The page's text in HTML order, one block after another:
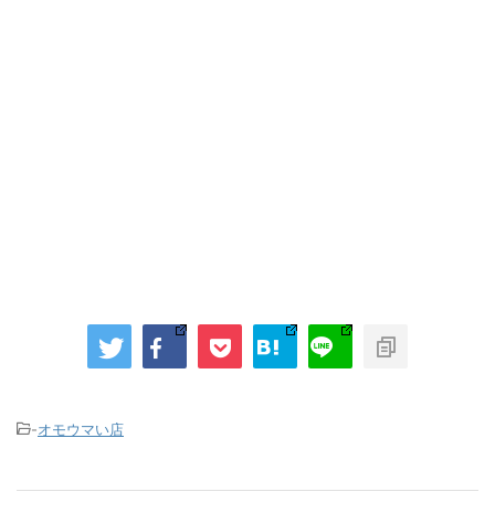
-オモウマい店